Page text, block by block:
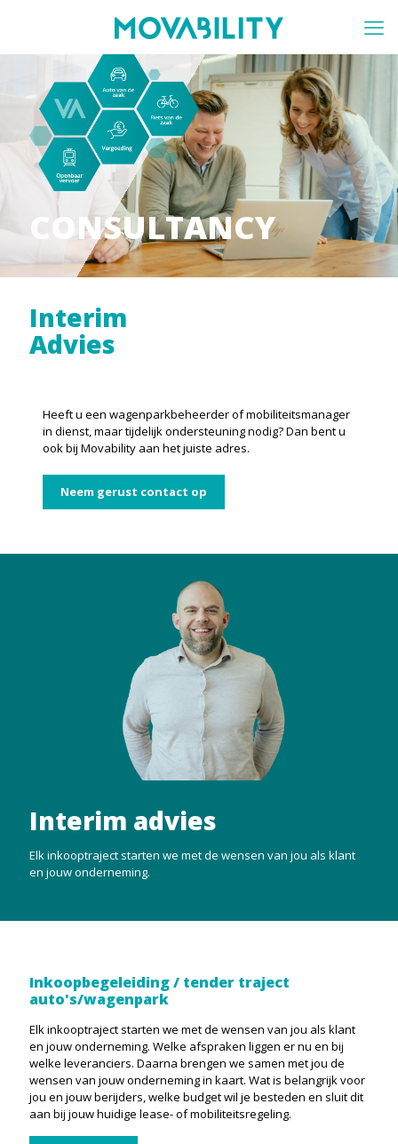
CONSULTANCY
Interim
Advies
Heeft u een wagenparkbeheerder of mobiliteitsmanager
in dienst, maar tijdelijk ondersteuning nodig? Dan bent u
ook bij Movability aan het juiste adres.
Neem gerust contact op
Interim advies
Elk inkooptraject starten we met de wensen van jou als klant
en jouw onderneming.
Inkoopbegeleiding / tender traject
auto's/wagenpark
Elk inkooptraject starten we met de wensen van jou als klant
en jouw onderneming. Welke afspraken liggen er nu en bij
welke leveranciers. Daarna brengen we samen met jou de
wensen van jouw onderneming in kaart. Wat is belangrijk voor
jou en jouw berijders, welke budget wil je besteden en sluit dit
aan bij jouw huidige lease- of mobiliteitsregeling.